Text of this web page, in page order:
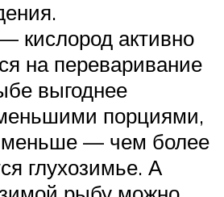
кислород активно
на переваривание
выгоднее
порциями,
— чем более
глухозимье. А